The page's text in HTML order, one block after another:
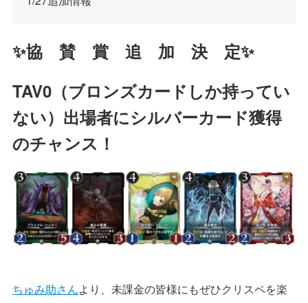
✨協 賛 賞 追 加 決 定✨
TAV0（ブロンズカードしか持ってい
ない）出場者にシルバーカード獲得
のチャンス！
ちゅみ助さんより、未課金の皆様にもぜひクリスペを楽